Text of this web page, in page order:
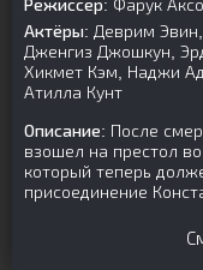
Режиссер: Фарук
Актёры: Деврим
Дженгиз Джошкун,
Хикмет Кэм, Наджи
Атилла Кунт
Описание: После
взошел на престол
который теперь
присоединение